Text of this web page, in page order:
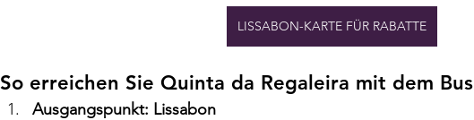
LISSABON-KARTE FÜR RABATTE
So erreichen Sie Quinta da Regaleira mit dem Bus
Ausgangspunkt: Lissabon